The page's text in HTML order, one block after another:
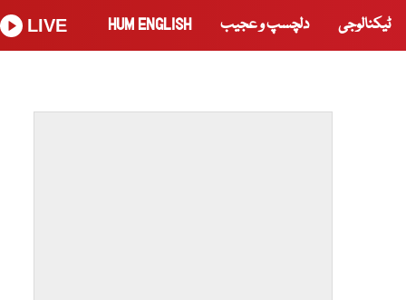
ٹیکنالوجی دلچسپ و عجیب HUM ENGLISH
LIVE